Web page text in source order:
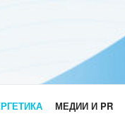
МЕДИИ И PR